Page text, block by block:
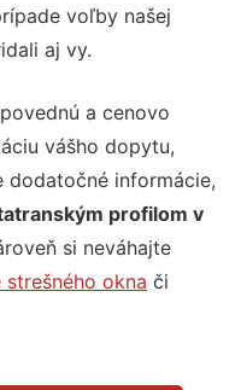
voľby našej
aj vy.
a cenovo
vášho dopytu,
dodatočné informácie,
profilom v
si neváhajte
okna či